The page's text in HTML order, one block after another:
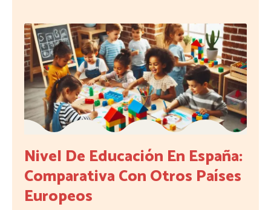
Nivel De Educación En España:
Comparativa Con Otros Países
Europeos